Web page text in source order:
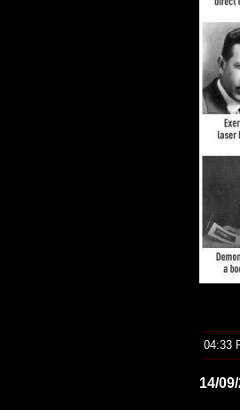
04:33
14/